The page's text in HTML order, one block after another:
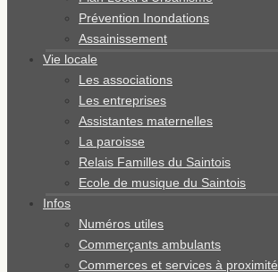
Prévention Inondations
Assainissement
Vie locale
Les associations
Les entreprises
Assistantes maternelles
La paroisse
Relais Familles du Saintois
Ecole de musique du Saintois
Infos
Numéros utiles
Commerçants ambulants
Commerces et services à proximité